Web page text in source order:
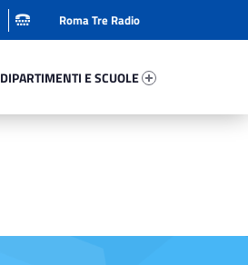
DIPARTIMENTI E SCUOLE
Roma Tre Radio